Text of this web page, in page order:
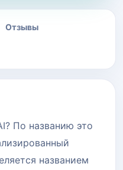
Отзывы
По названию это
названием